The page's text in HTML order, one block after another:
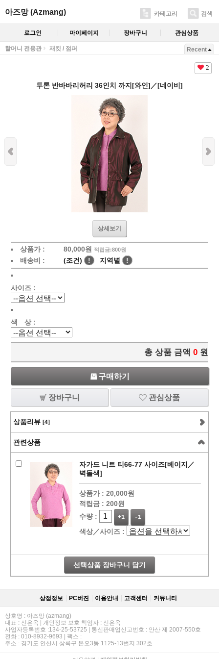
아즈망 (Azmang) 카테고리 검색
로그인 마이페이지 장바구니 관심상품
할머니 전용관 재킷 / 점퍼 Recent
2
투톤 반바바리허리 36인치 까지[와인]／[네이비]
상세보기
상품가 : 80,000원 적립금:800원
배송비 : (조건) ! 지역별 !
사이즈 :
색 상 :
총 상품 금액 0 원
구매하기
장바구니 관심상품
상품리뷰 [4]
관련상품
자가드 니트 티66-77 사이즈[베이지／
벽돌색]
상품가 : 20,000원
적립금 : 200원
수량 :
+1 -1
색상／사이즈 :
선택상품 장바구니 담기
상점정보 PC버젼 이용안내 고객센터 커뮤니티
상호명 : 아즈망 (azmang)
대표 : 신은옥 | 개인정보 보호 책임자 : 신은옥
사업자등록번호 :134-25-53725 | 통신판매업신고번호 : 안산 제 2007-550호
전화 : 010-8932-9693 | 팩스 :
주소 : 경기도 안산시 상록구 본오3동 1125-13번지 302호